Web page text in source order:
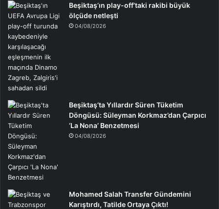
Beşiktaş’ın play-off’taki rakibi büyük
ölçüde netleşti
04/08/2026
Beşiktaş’ta Yıllardır Süren Tüketim
Döngüsü: Süleyman Korkmaz’dan Çarpıcı
‘La Nona’ Benzetmesi
04/08/2026
Mohamed Salah Transfer Gündemini
Karıştırdı, Tatilde Ortaya Çıktı!